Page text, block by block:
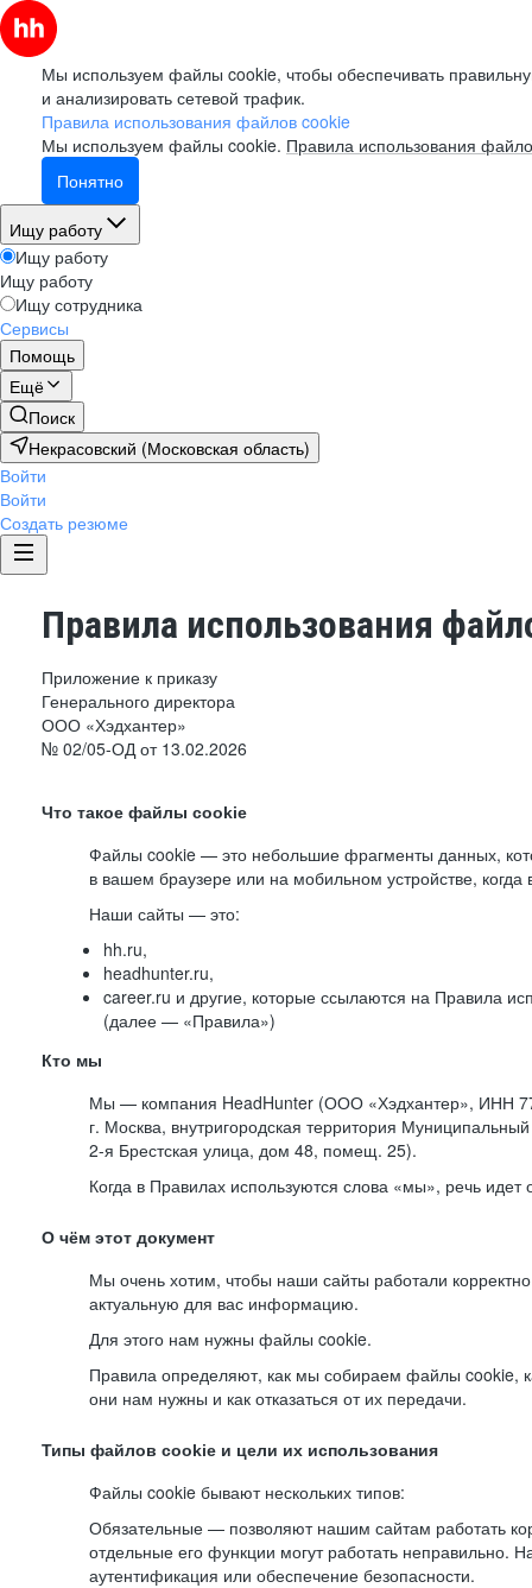
Мы используем файлы cookie, чтобы обеспечивать
и анализировать сетевой трафик.
Правила использования файлов cookie
Мы используем файлы cookie. Правила использования
Понятно
Ищу работу
Ищу работу
Ищу работу
Ищу сотрудника
Сервисы
Помощь
Ещё
Поиск
Некрасовский (Московская область)
Войти
Войти
Создать резюме
Правила использования
Приложение к приказу
Генерального директора
ООО «Хэдхантер»
№ 02/05-ОД от 13.02.2026
Что такое файлы cookie
Файлы cookie — это небольшие фрагменты данных,
в вашем браузере или на мобильном устройстве,
Наши сайты — это:
hh.ru,
headhunter.ru,
career.ru и другие, которые ссылаются на Правила
(далее — «Правила»)
Кто мы
Мы — компания HeadHunter (ООО «Хэдхантер», ИНН
г. Москва, внутригородская территория Муниципальный
2-я Брестская улица, дом 48, помещ. 25).
Когда в Правилах используются слова «мы», речь
О чём этот документ
Мы очень хотим, чтобы наши сайты работали
актуальную для вас информацию.
Для этого нам нужны файлы cookie.
Правила определяют, как мы собираем файлы cookie,
они нам нужны и как отказаться от их передачи.
Типы файлов cookie и цели их использования
Файлы cookie бывают нескольких типов:
Обязательные — позволяют нашим сайтам работать
отдельные его функции могут работать неправильно.
аутентификация или обеспечение безопасности.